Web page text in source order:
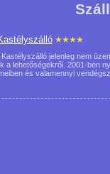
Kastélyszálló jelenleg nem
a lehetőségekről. 2001-ben
és valamennyi